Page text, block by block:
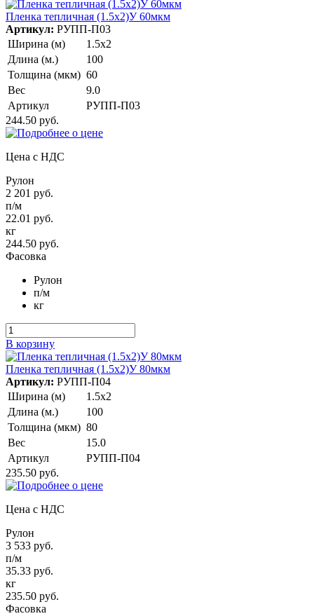
Пленка тепличная (1.5х2)У 60мкм
Артикул: РУПП-П03
Ширина (м)
1.5х2
Длина (м.)
100
Толщина (мкм) 60
Вес
9.0
Артикул
РУПП-П03
244.50 руб.
Цена с НДС
Рулон
2 201 руб.
п/м
22.01 руб.
кг
244.50 руб.
Фасовка
Рулон
п/м
кг
В корзину
Пленка тепличная (1.5х2)У 80мкм
Артикул: РУПП-П04
Ширина (м)
1.5х2
Длина (м.)
100
Толщина (мкм) 80
Вес
15.0
Артикул
РУПП-П04
235.50 руб.
Цена с НДС
Рулон
3 533 руб.
п/м
35.33 руб.
кг
235.50 руб.
Фасовка